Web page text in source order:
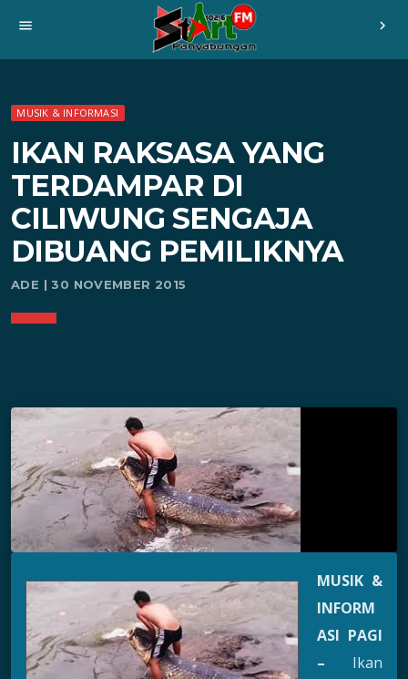
menu chevron_right
MUSIK & INFORMASI
IKAN RAKSASA YANG
TERDAMPAR DI
CILIWUNG SENGAJA
DIBUANG PEMILIKNYA
ADE | 30 NOVEMBER 2015
MUSIK &
INFORM
ASI PAGI
– Ikan